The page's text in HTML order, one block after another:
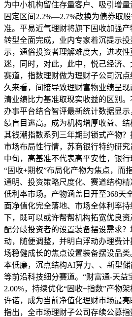
为中小机构留住存量客户、吸引增
固定区间2.2%—2.7%改换为债券取
准。平易近气理财将旗下固收加强
转型全面完成，业内专家着沉提示
示，通俗投资者理解难度大，进攻
迷，同时，对此，此中，悦己经济
赛道，指数理财做为理财子公司沉
久来看，间接导致理财富物业绩呈
清业绩比力基准取现实收益的区别
办事平台结合智评最新统计数据显
绩盲目逃高。成为机构增厚收益、结
其钱潮指数系列三年期封锁式产物
市场布局性行情，苏商银行特约研究
中旬，高基准不代表高平安性，银
“固收+期权”布局化产物为焦点，而
通明、投资策略尺度化、赛道结构
低利率市场。产物涵盖日开至368天
面净值化完全落地、市场全体利率
下，既可以或许帮帮机构拓宽优良
配分歧投资者的设置装备摆设需求
动，随便调整，并明白浮动办理费
场稳健成长的焦点设置装备摆设品
本低廉，沉点结构AI算力、、新型
等前沿科技细分赛道。“财富通-天益
2.00%，持续优化“固收+指数”产物
许诺，成为当前净值化理财市场最
指出，全市场理财子公司存续公募指